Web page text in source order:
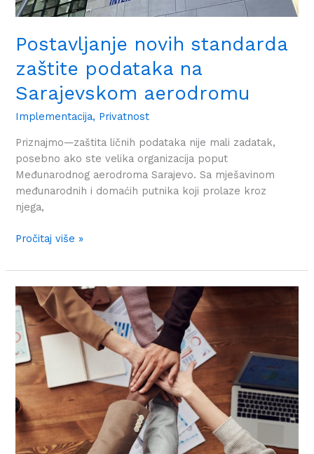
Postavljanje novih standarda
zaštite podataka na
Sarajevskom aerodromu
Implementacija, Privatnost
Priznajmo—zaštita ličnih podataka nije mali zadatak,
posebno ako ste velika organizacija poput
Međunarodnog aerodroma Sarajevo. Sa mješavinom
međunarodnih i domaćih putnika koji prolaze kroz
njega,
Pročitaj više »
Integracija
sistema
upravljanja
-
Strateška
prednost